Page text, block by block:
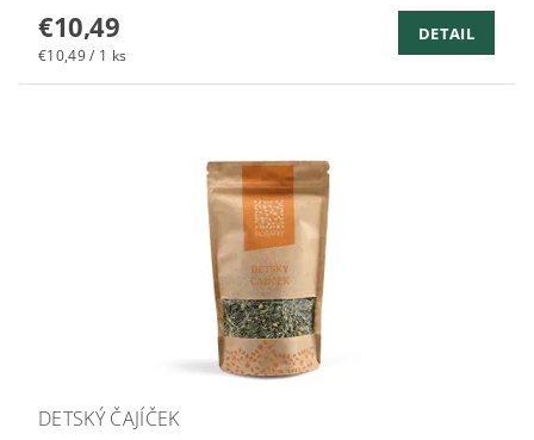
€10,49
€10,49 / 1 ks
DETAIL
DETSKÝ ČAJÍČEK